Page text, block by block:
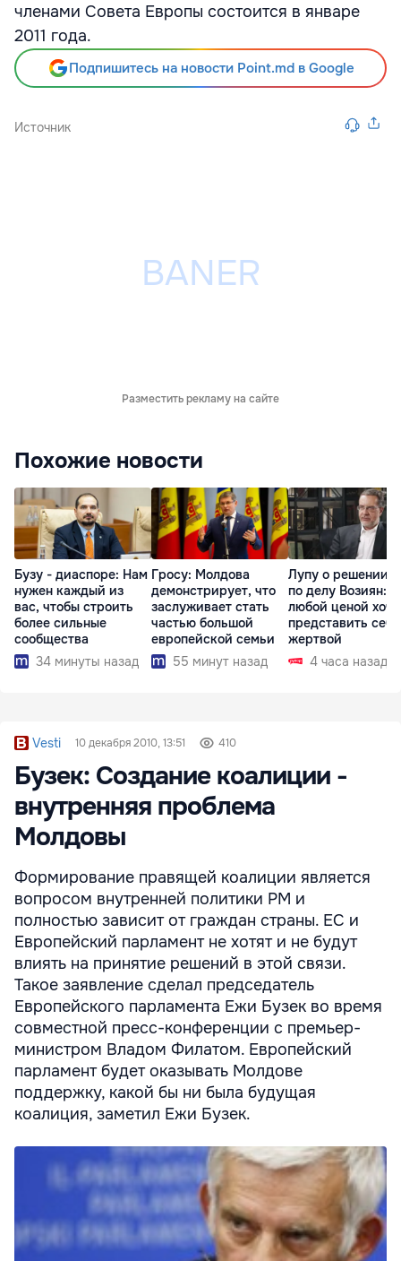
членами Совета Европы состоится в январе
2011 года.
Подпишитесь на новости Point.md в Google
Источник
Разместить рекламу на сайте
Похожие новости
Бузу - диаспоре: Нам
нужен каждый из
вас, чтобы строить
более сильные
сообщества
34 минуты назад
Гросу: Молдова
демонстрирует, что
заслуживает стать
частью большой
европейской семьи
55 минут назад
Лупу о решении
по делу Возиян:
любой ценой
представить себя
жертвой
4 часа назад
Vesti 10 декабря 2010, 13:51 410
Бузек: Создание коалиции -
внутренняя проблема
Молдовы
Формирование правящей коалиции является
вопросом внутренней политики РМ и
полностью зависит от граждан страны. ЕС и
Европейский парламент не хотят и не будут
влиять на принятие решений в этой связи.
Такое заявление сделал председатель
Европейского парламента Ежи Бузек во время
совместной пресс-конференции с премьер-
министром Владом Филатом. Европейский
парламент будет оказывать Молдове
поддержку, какой бы ни была будущая
коалиция, заметил Ежи Бузек.